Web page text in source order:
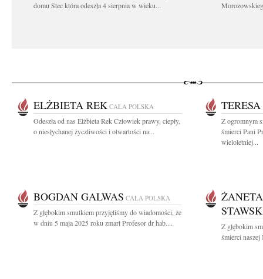
domu Stec która odeszła 4 sierpnia w wieku...
ELŻBIETA REK CAŁA POLSKA
Odeszła od nas Elżbieta Rek Człowiek prawy, ciepły,
o niesłychanej życzliwości i otwartości na...
Z ogromnym
śmierci Pani
wieloletniej...
BOGDAN GALWAS CAŁA POLSKA
Z głębokim smutkiem przyjęliśmy do wiadomości, że
w dniu 5 maja 2025 roku zmarł Profesor dr hab....
Z głębokim
śmierci